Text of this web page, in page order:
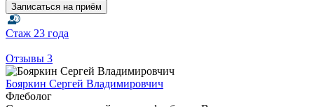
Записаться на приём
Стаж 23 года
Отзывы 3
Бояркин Сергей Владимировчич
Флеболог